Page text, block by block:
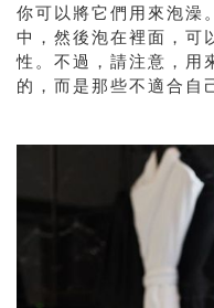
你可以將它們用來泡澡
中，然後泡在裡面，可
性。不過，請注意，用
的，而是那些不適合自